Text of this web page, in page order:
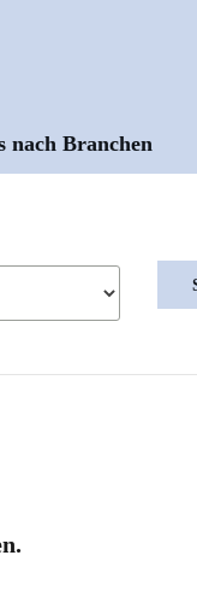
nach Branchen